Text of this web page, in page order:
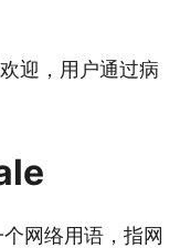
迎，用户通过病
网络用语，指网